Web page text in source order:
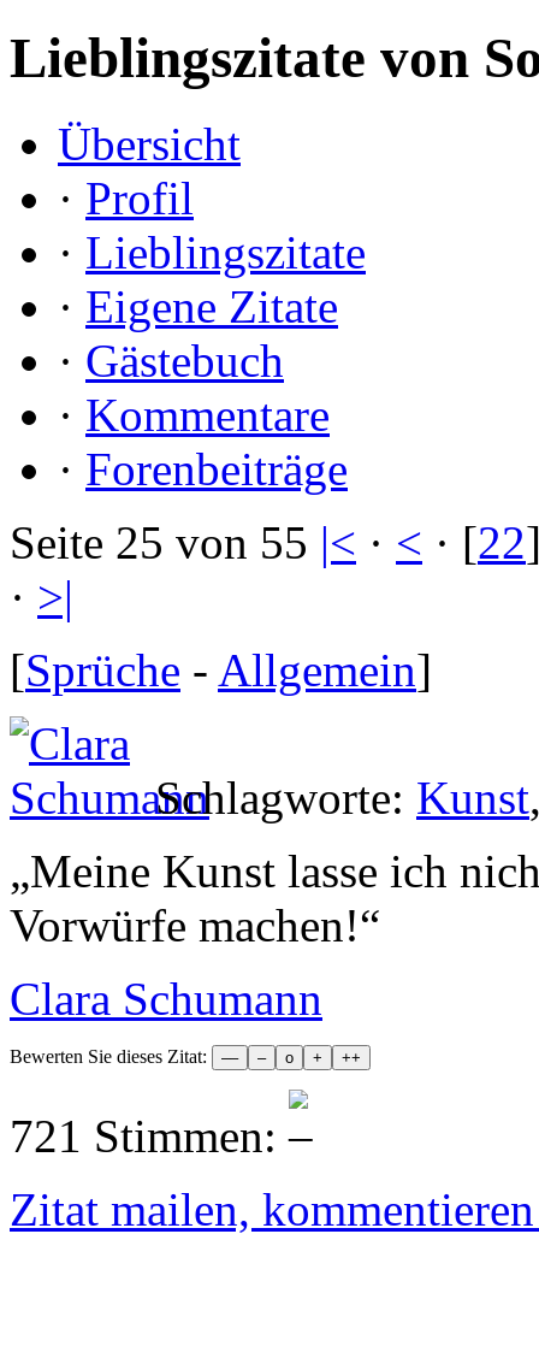
Lieblingszitate von
Übersicht
· Profil
· Lieblingszitate
· Eigene Zitate
· Gästebuch
· Kommentare
· Forenbeiträge
Seite 25 von 55 |< · < · [22
· >|
[Sprüche - Allgemein]
Schlagworte: Kunst
„Meine Kunst lasse ich
Vorwürfe machen!“
Clara Schumann
Bewerten Sie dieses Zitat:
721 Stimmen:
Zitat mailen,